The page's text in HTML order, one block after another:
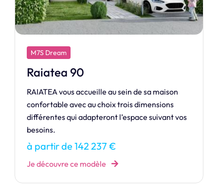
M7S Design
Loft
LOFT, une maison audacieuse où espace et
liberté prennent tout leur sens.
à partir de 463 328 €